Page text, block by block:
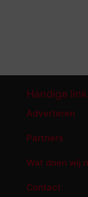
Handige
Adverteren
Partners
Wat doen wij
Contact